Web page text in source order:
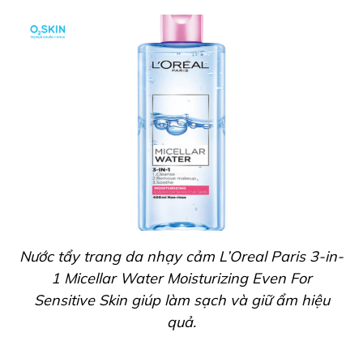
Nước tẩy trang da nhạy cảm L’Oreal Paris 3-in-
1 Micellar Water Moisturizing Even For
Sensitive Skin giúp làm sạch và giữ ẩm hiệu
quả.